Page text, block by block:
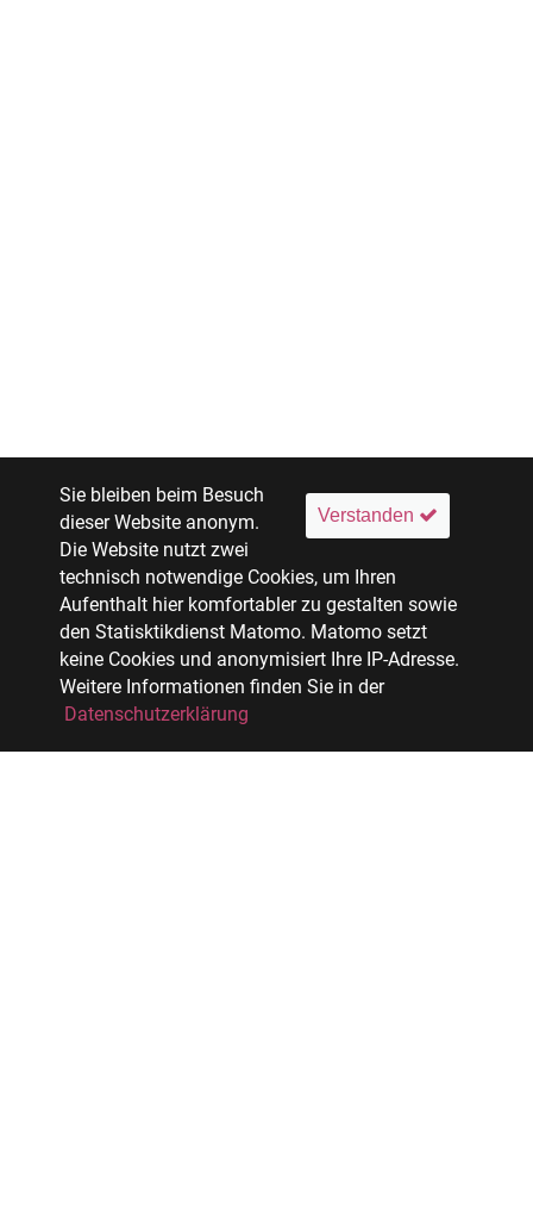
Verstanden
Sie bleiben beim Besuch
dieser Website anonym.
Die Website nutzt zwei
technisch notwendige Cookies, um Ihren
Aufenthalt hier komfortabler zu gestalten sowie
den Statisktikdienst Matomo. Matomo setzt
keine Cookies und anonymisiert Ihre IP-Adresse.
Weitere Informationen finden Sie in der
Datenschutzerklärung